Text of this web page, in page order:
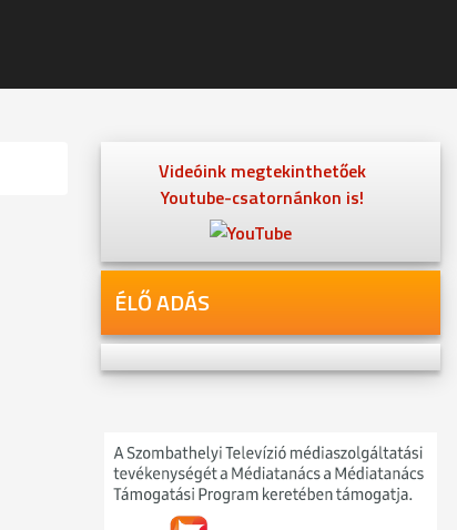
Videóink megtekinthetőek
Youtube-csatornánkon is!
ÉLŐ ADÁS